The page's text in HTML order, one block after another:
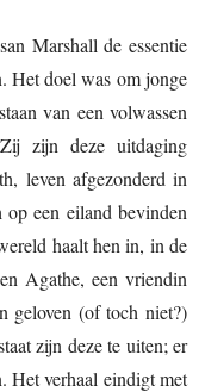
Marshall de essentie
Het doel was om jonge
van een volwassen
zijn deze uitdaging
leven afgezonderd in
een eiland bevinden
haalt hen in, in de
Agathe, een vriendin
geloven (of toch niet?)
zijn deze te uiten; er
Het verhaal eindigt met